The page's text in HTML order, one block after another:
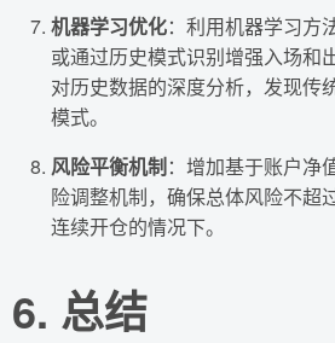
机器学习优化：利用机器学习方
或通过历史模式识别增强入场和
对历史数据的深度分析，发现传
模式。
风险平衡机制：增加基于账户净
险调整机制，确保总体风险不超
连续开仓的情况下。
6. 总结